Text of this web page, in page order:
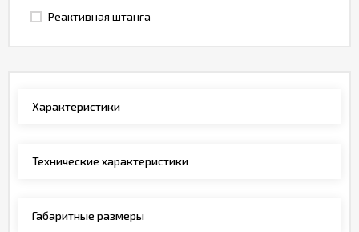
Реактивная штанга
Характеристики
Технические характеристики
Габаритные размеры